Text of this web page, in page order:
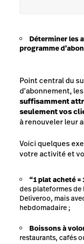
Déterminer les
programme
Point central du
d’abonnement, les
suffisamment
seulement vos
à renouveler leur
Voici quelques
votre activité et
“1 plat acheté =
des plateformes de
Deliveroo, mais
hebdomadaire ;
Boissons à
restaurants, cafés